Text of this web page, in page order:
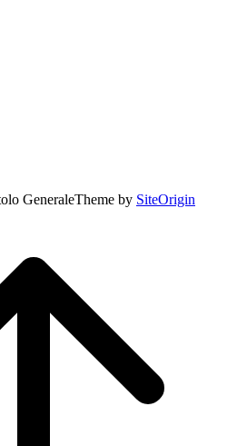
GeneraleTheme by SiteOrigin